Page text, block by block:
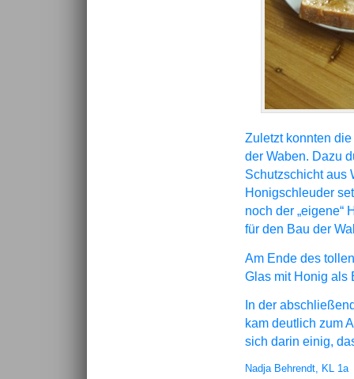
Zuletzt konnten
der Waben. Dazu
Schutzschicht aus
Honigschleuder
noch der „eigene“
für den Bau der
Am Ende des
Glas mit Honig als
In der
kam deutlich zum
sich darin einig,
Nadja Behrendt, KL 1a